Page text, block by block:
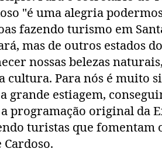
"é uma alegria
fazendo turismo em
mas de outros estados
nossas belezas
cultura. Para nós é muito
grande estiagem,
programação original da
turistas que fomentam
Cardoso.